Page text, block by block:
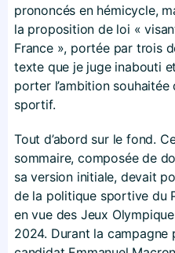
prononcés en hémicycle,
la proposition de loi «
France », portée par trois
texte que je juge inabouti
porter l’ambition
sportif.
Tout d’abord sur le fond.
sommaire, composée de
sa version initiale, devait
de la politique sportive du
en vue des Jeux
2024. Durant la campagne